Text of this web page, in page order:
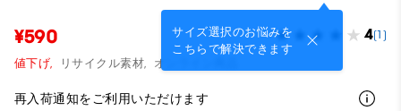
サイズ選択のお悩みを
こちらで解決できます
¥590 4(1)
値下げ, リサイクル素材, オンライン商品
再入荷通知をご利用いただけます